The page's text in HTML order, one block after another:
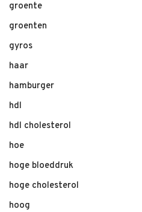
groente
groenten
gyros
haar
hamburger
hdl
hdl cholesterol
hoe
hoge bloeddruk
hoge cholesterol
hoog